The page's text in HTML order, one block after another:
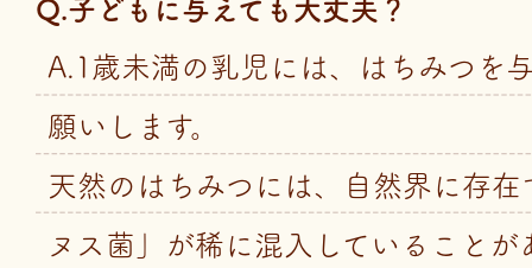
Q.子どもに与えても大丈夫？
A.1歳未満の乳児には、はちみつを
願いします。
天然のはちみつには、自然界に存在
ヌス菌」が稀に混入していることが